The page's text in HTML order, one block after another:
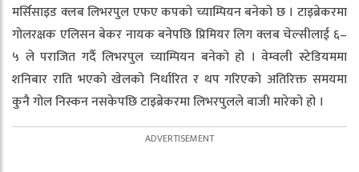
मर्सिसाइड क्लब लिभरपुल एफए कपको च्याम्पियन बनेको छ । टाइब्रेकरमा
गोलरक्षक एलिसन बेकर नायक बनेपछि प्रिमियर लिग क्लब चेल्सीलाई ६–
५ ले पराजित गर्दै लिभरपुल च्याम्पियन बनेको हो । वेम्वली स्टेडियममा
शनिबार राति भएको खेलको निर्धारित र थप गरिएको अतिरिक्त समयमा
कुनै गोल निस्कन नसकेपछि टाइब्रेकरमा लिभरपुलले बाजी मारेको हो ।